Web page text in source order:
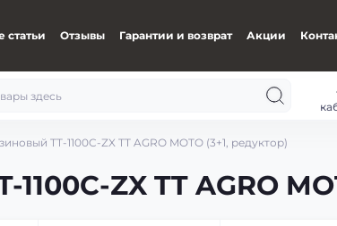
статьи Отзывы Гарантии и возврат Акции
TT-1100C-ZX TT AGRO MOTO (3+1, редуктор)
ZX TT AGRO